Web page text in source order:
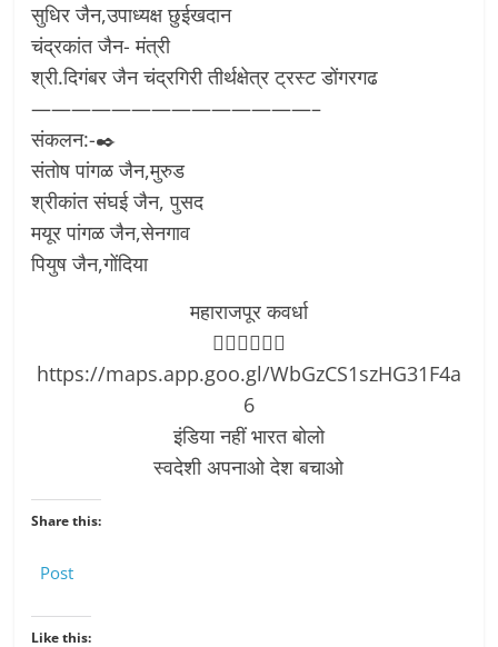
सुधिर जैन,उपाध्यक्ष छुईखदान
चंद्रकांत जैन- मंत्री
श्री.दिगंबर जैन चंद्रगिरी तीर्थक्षेत्र ट्रस्ट डोंगरगढ
——————————————–
संकलन:-✒️
संतोष पांगळ जैन,मुरुड
श्रीकांत संघई जैन, पुसद
मयूर पांगळ जैन,सेनगाव
पियुष जैन,गोंदिया
महाराजपूर कवर्धा
👇🏻👇🏻👇🏻
https://maps.app.goo.gl/WbGzCS1szHG31F4a
6
इंडिया नहीं भारत बोलो
स्वदेशी अपनाओ देश बचाओ
Share this:
Post
Like this: